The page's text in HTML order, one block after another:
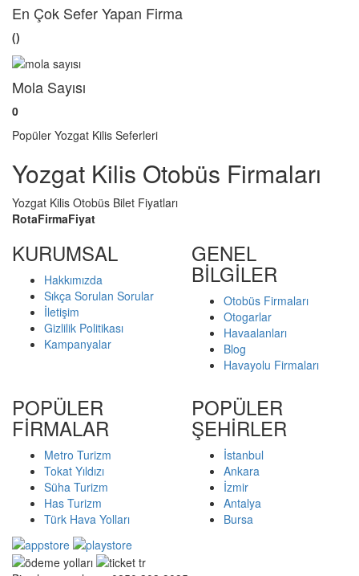
En Çok Sefer Yapan Firma
()
Mola Sayısı
0
Popüler Yozgat Kilis Seferleri
Yozgat Kilis Otobüs Firmaları
Yozgat Kilis Otobüs Bilet Fiyatları
RotaFirmaFiyat
KURUMSAL
Hakkımızda
Sıkça Sorulan Sorular
İletişim
Gizlilik Politikası
Kampanyalar
GENEL
BİLGİLER
Otobüs Firmaları
Otogarlar
Havaalanları
Blog
Havayolu Firmaları
POPÜLER
FİRMALAR
Metro Turizm
Tokat Yıldızı
Süha Turizm
Has Turizm
Türk Hava Yolları
POPÜLER
ŞEHİRLER
İstanbul
Ankara
İzmir
Antalya
Bursa